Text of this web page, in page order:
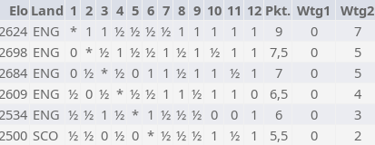
Elo Land 1 2 3 4 5 6 7 8 9 10 11 12 Pkt. Wtg1 Wtg2
ENG * 1 1 ½ ½ ½ ½ 1 1 1 1 1 9 0 7
ENG 0 * ½ 1 ½ ½ 1 ½ 1 ½ 1 1 7,5 0 5
ENG 0 ½ * ½ 0 1 1 ½ 1 1 ½ 1 7 0 5
ENG ½ 0 ½ * ½ ½ 1 1 ½ 1 1 0 6,5 0 4
ENG ½ ½ 1 ½ * 1 ½ ½ ½ 0 0 1 6 0 3
SCO ½ ½ 0 ½ 0 * ½ ½ ½ 1 ½ 1 5,5 0 2